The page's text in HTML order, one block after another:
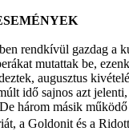
rendkívül gazdag a
mutattak be,
augusztus
idő sajnos azt
három másik
a Goldonit és a